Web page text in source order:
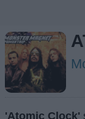
'Atomic Clock'